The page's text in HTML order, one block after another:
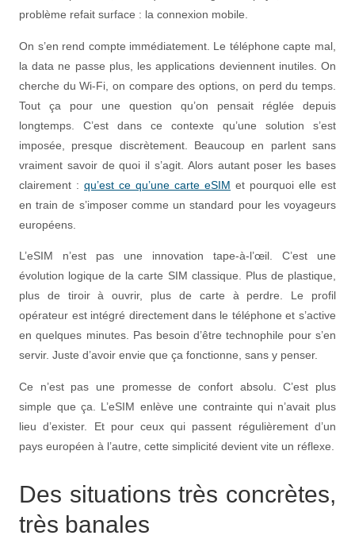
problème refait surface : la connexion mobile.
On s’en rend compte immédiatement. Le téléphone capte mal,
la data ne passe plus, les applications deviennent inutiles. On
cherche du Wi-Fi, on compare des options, on perd du temps.
Tout ça pour une question qu’on pensait réglée depuis
longtemps. C’est dans ce contexte qu’une solution s’est
imposée, presque discrètement. Beaucoup en parlent sans
vraiment savoir de quoi il s’agit. Alors autant poser les bases
clairement :qu’est ce qu’une carte eSIM et pourquoi elle est
en train de s’imposer comme un standard pour les voyageurs
européens.
L’eSIM n’est pas une innovation tape-à-l’œil. C’est une
évolution logique de la carte SIM classique. Plus de plastique,
plus de tiroir à ouvrir, plus de carte à perdre. Le profil
opérateur est intégré directement dans le téléphone et s’active
en quelques minutes. Pas besoin d’être technophile pour s’en
servir. Juste d’avoir envie que ça fonctionne, sans y penser.
Ce n’est pas une promesse de confort absolu. C’est plus
simple que ça. L’eSIM enlève une contrainte qui n’avait plus
lieu d’exister. Et pour ceux qui passent régulièrement d’un
pays européen à l’autre, cette simplicité devient vite un réflexe.
Des situations très concrètes,
très banales